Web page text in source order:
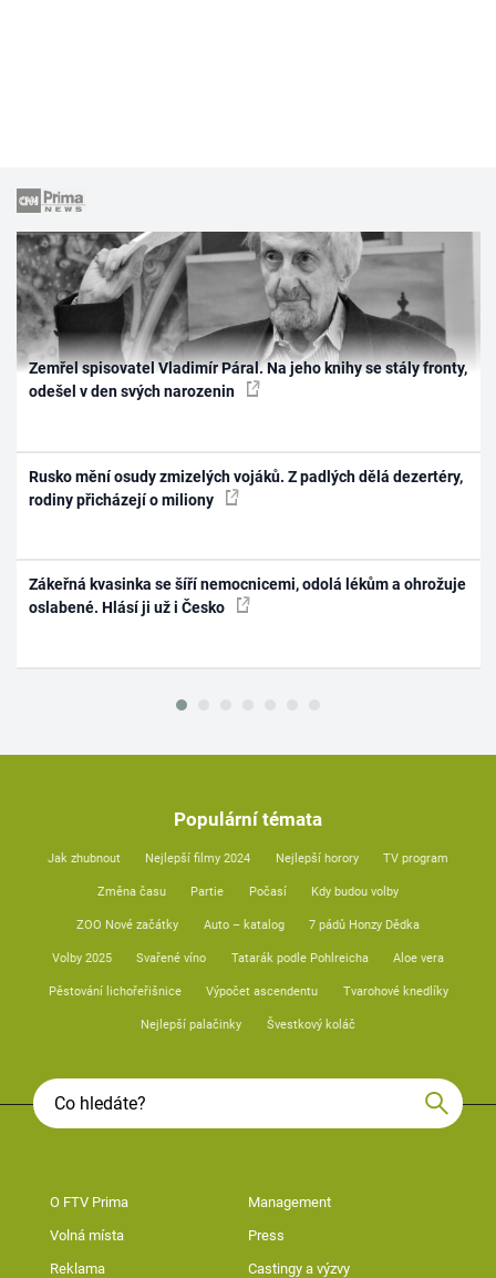
Zemřel spisovatel Vladimír Páral. Na jeho knihy se stály fronty,
odešel v den svých narozenin
Rusko mění osudy zmizelých vojáků. Z padlých dělá dezertéry,
rodiny přicházejí o miliony
Zákeřná kvasinka se šíří nemocnicemi, odolá lékům a ohrožuje
oslabené. Hlásí ji už i Česko
Populární témata
Jak zhubnout Nejlepší filmy 2024 Nejlepší horory TV program
Změna času Partie Počasí Kdy budou volby
ZOO Nové začátky Auto – katalog 7 pádů Honzy Dědka
Volby 2025 Svařené víno Tatarák podle Pohlreicha Aloe vera
Pěstování lichořeřišnice Výpočet ascendentu Tvarohové knedlíky
Nejlepší palačinky Švestkový koláč
O FTV Prima Management
Volná místa Press
Reklama Castingy a výzvy